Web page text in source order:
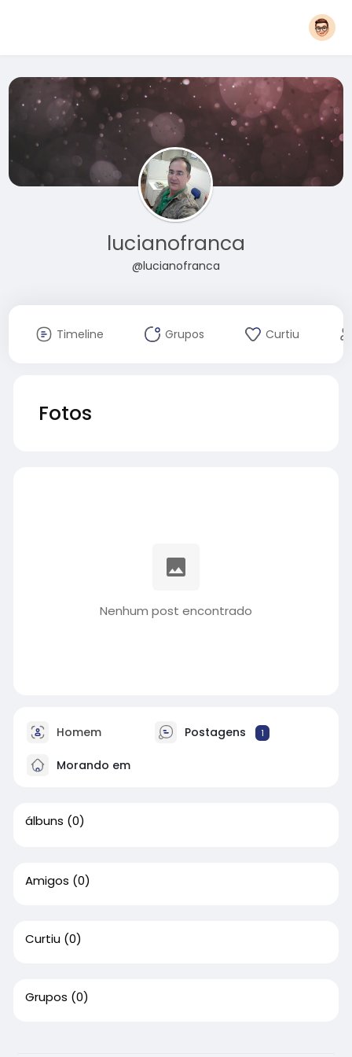
lucianofranca
@lucianofranca
Timeline Grupos Curtiu
Fotos
Nenhum post encontrado
Homem Postagens 1
Morando em
álbuns (0)
Amigos (0)
Curtiu (0)
Grupos (0)